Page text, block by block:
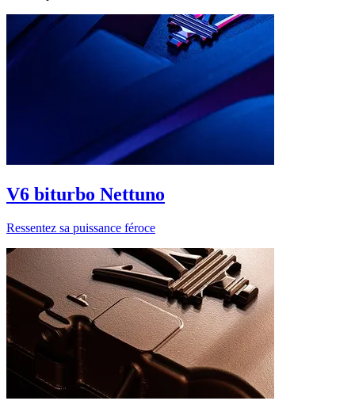
V6 biturbo Nettuno
Ressentez sa puissance féroce